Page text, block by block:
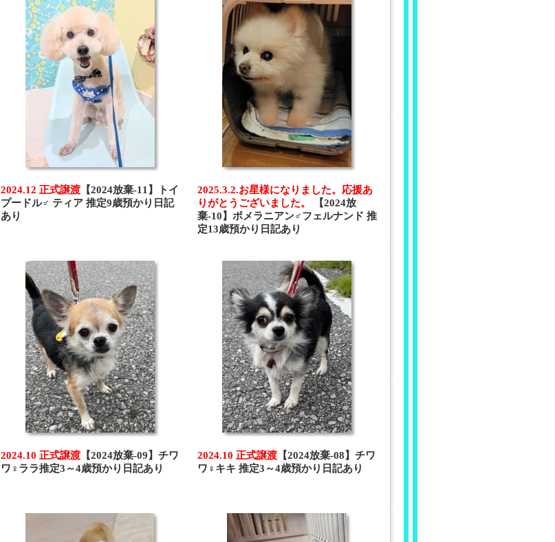
2024.12 正式譲渡 【2024放棄-11】トイ
プードル♂ ティア 推定9歳預かり日記
あり
2025.3.2.お星様になりました。応援あ
りがとうございました。
【2024放
棄-10】ポメラニアン♂フェルナンド 推
定13歳預かり日記あり
2024.10 正式譲渡 【2024放棄-09】チワ
ワ♀ララ推定3～4歳預かり日記あり
2024.10 正式譲渡 【2024放棄-08】チワ
ワ♀キキ 推定3～4歳預かり日記あり